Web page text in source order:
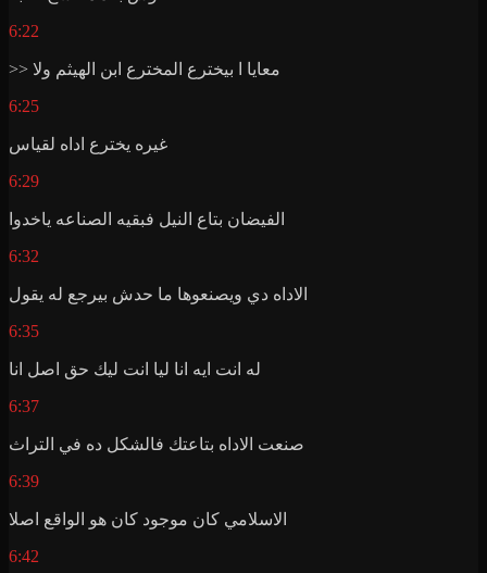
6:22
>> معايا ا بيخترع المخترع ابن الهيثم ولا
6:25
غيره يخترع اداه لقياس
6:29
الفيضان بتاع النيل فبقيه الصناعه ياخدوا
6:32
الاداه دي ويصنعوها ما حدش بيرجع له يقول
6:35
له انت ايه انا ليا انت ليك حق اصل انا
6:37
صنعت الاداه بتاعتك فالشكل ده في التراث
6:39
الاسلامي كان موجود كان هو الواقع اصلا
6:42